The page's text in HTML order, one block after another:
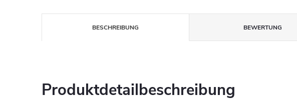
BESCHREIBUNG BEWERTUNG
Produktdetailbeschreibung